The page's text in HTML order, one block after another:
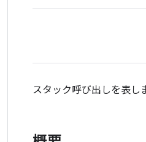
スタック呼び出しを表し